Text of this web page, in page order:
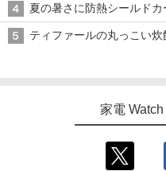
夏の暑さに防熱シールド
ティファールの丸っこい
家電